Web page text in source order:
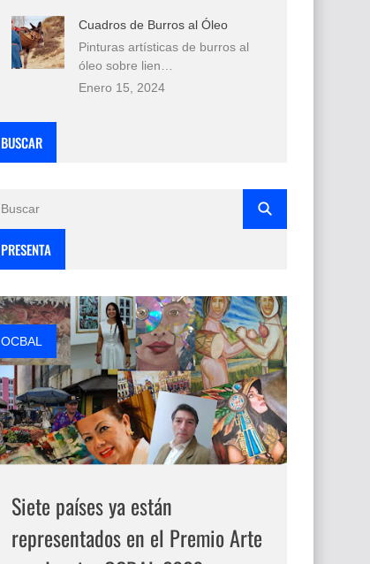
Cuadros de Burros al Óleo
Pinturas artísticas de burros al
óleo sobre lien…
Enero 15, 2024
BUSCAR
PRESENTA
OCBAL
Siete países ya están
representados en el Premio Arte